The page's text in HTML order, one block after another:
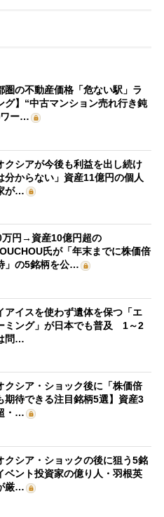
圏の不動産価格「危ない駅」ラ
グ】“中古マンション売れ行き鈍
ー…
クシアが今後も利益を出し続け
分からない」資産11億円の個人
が…
万円→資産10億円超の
氏が「年末までに株価倍
」の5銘柄を公…
アイスを使わず遺体を保つ「エ
ミング」が日本でも普及 1～2
問…
クシア・ショック後に「株価倍
期待できる注目銘柄5選】資産3
・…
クシア・ショックの後に狙う5銘
ベント投資家の億り人・羽根英
厳…